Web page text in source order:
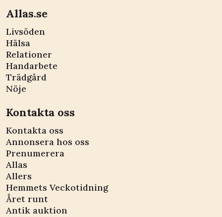
Allas.se
Livsöden
Hälsa
Relationer
Handarbete
Trädgård
Nöje
Kontakta oss
Kontakta oss
Annonsera hos oss
Prenumerera
Allas
Allers
Hemmets Veckotidning
Året runt
Antik auktion